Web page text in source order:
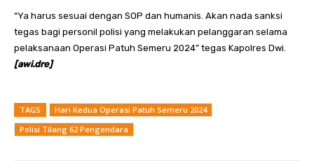
“Ya harus sesuai dengan SOP dan humanis. Akan nada sanksi
tegas bagi personil polisi yang melakukan pelanggaran selama
pelaksanaan Operasi Patuh Semeru 2024” tegas Kapolres Dwi.
[awi.dre]
TAGS
Hari Kedua Operasi Patuh Semeru 2024
Polisi Tilang 62 Pengendara